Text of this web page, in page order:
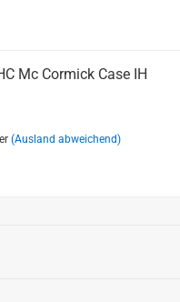
Mc Cormick Case IH
(Ausland abweichend)